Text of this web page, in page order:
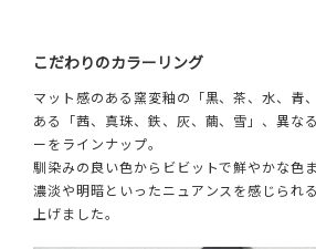
こだわりのカラーリング
マット感のある窯変釉の「黒、茶、水、青
ある「茜、真珠、鉄、灰、繭、雪」、異な
ーをラインナップ。
馴染みの良い色からビビットで鮮やかな色
濃淡や明暗といったニュアンスを感じられ
上げました。